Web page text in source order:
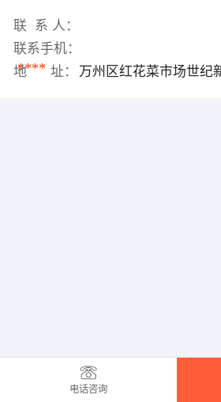
联 系 人：
联系手机：
****
地 址： 万州区红花菜市场世纪
电话咨询